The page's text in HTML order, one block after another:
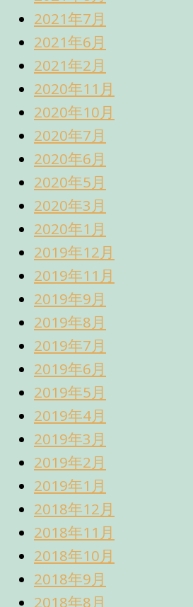
2021年7月
2021年6月
2021年2月
2020年11月
2020年10月
2020年7月
2020年6月
2020年5月
2020年3月
2020年1月
2019年12月
2019年11月
2019年9月
2019年8月
2019年7月
2019年6月
2019年5月
2019年4月
2019年3月
2019年2月
2019年1月
2018年12月
2018年11月
2018年10月
2018年9月
2018年8月